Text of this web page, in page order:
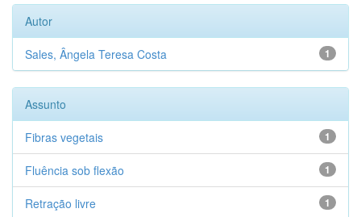
Autor
1
Sales, Ângela Teresa Costa
Assunto
1
Fibras vegetais
1
Fluência sob flexão
1
Retração livre